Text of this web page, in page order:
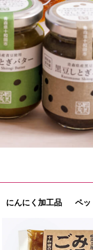
にんにく加工品 ペッ